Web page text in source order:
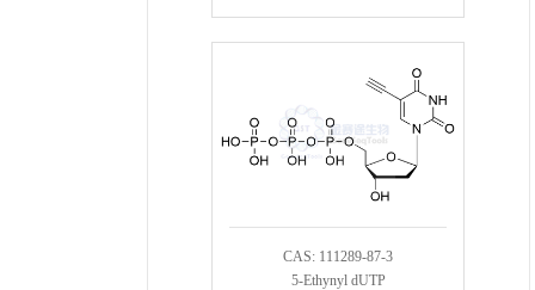
CAS: 111289-87-3
5-Ethynyl dUTP